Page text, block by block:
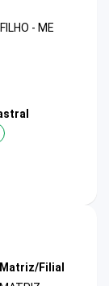
- ME
Matriz/Filial